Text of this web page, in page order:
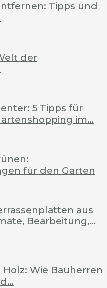
Tipps und
der
5 Tipps für
im…
für den Garten
aus
Bearbeitung,…
Wie Bauherren